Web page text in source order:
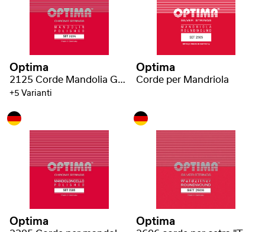
Optima
2125 Corde Mandolia Goldin flatwound lisce
+5 Varianti
Optima
Corde per Mandriola
Optima Optima